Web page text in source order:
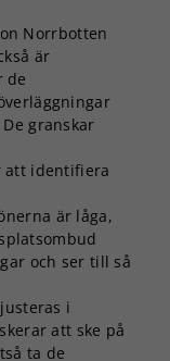
Norrbotten
är
de
granskar
att identifiera
är låga,
och ser till så
i
att ske på
ta de